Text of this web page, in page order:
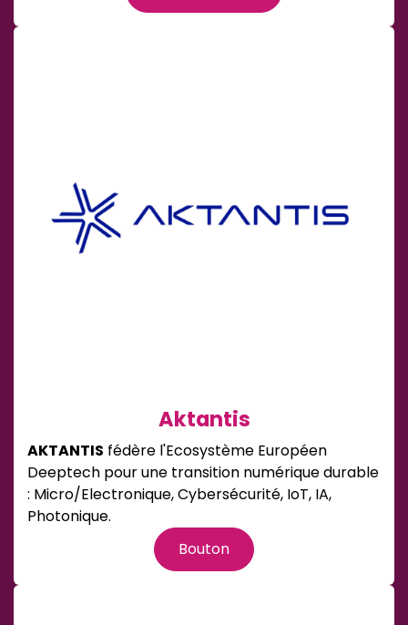
Aktantis
AKTANTIS fédère l'Ecosystème Européen
Deeptech pour une transition numérique durable
: Micro/Electronique, Cybersécurité, IoT, IA,
Photonique.
Bouton